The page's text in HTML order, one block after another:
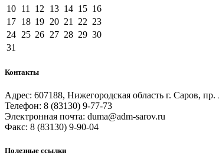
10 11 12 13 14 15 16
17 18 19 20 21 22 23
24 25 26 27 28 29 30
31
Контакты
Адрес: 607188, Нижегородская область г. Саров,
Телефон: 8 (83130) 9-77-73
Электронная почта: duma@adm-sarov.ru
Факс: 8 (83130) 9-90-04
Полезные ссылки